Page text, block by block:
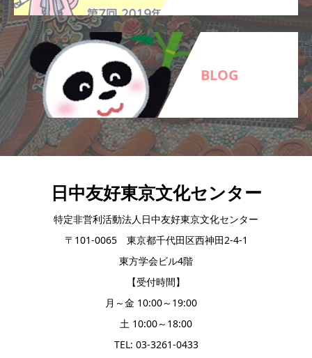
BLOG
日中友好東京文化センター
特定非営利活動法人日中友好東京文化センター
〒101-0065 東京都千代田区西神田2-4-1
東方学会ビル4階
【受付時間】
月～金 10:00～19:00
土 10:00～18:00
TEL: 03-3261-0433